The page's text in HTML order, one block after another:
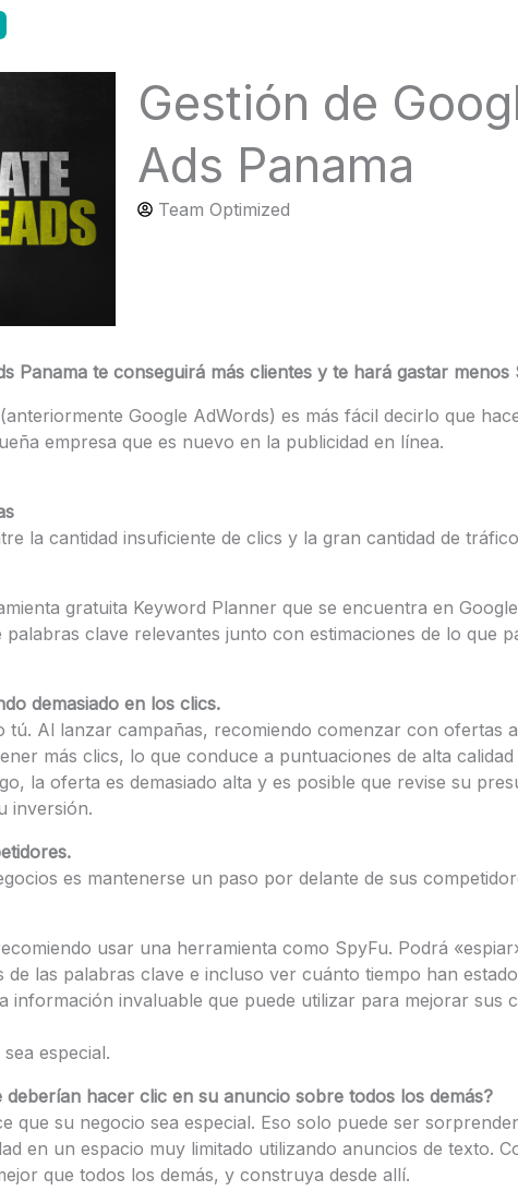
Gestión de
Ads Panama
Team Optimized
Panama te conseguirá más clientes y te hará gastar menos
Google AdWords) es más fácil decirlo que
empresa que es nuevo en la publicidad en línea.
la cantidad insuficiente de clics y la gran cantidad de
gratuita Keyword Planner que se encuentra en
clave relevantes junto con estimaciones de lo que
demasiado en los clics.
Al lanzar campañas, recomiendo comenzar con ofertas
más clics, lo que conduce a puntuaciones de alta calidad
la oferta es demasiado alta y es posible que revise su
inversión.
es mantenerse un paso por delante de sus
usar una herramienta como SpyFu. Podrá
las palabras clave e incluso ver cuánto tiempo han
información invaluable que puede utilizar para mejorar sus
especial.
hacer clic en su anuncio sobre todos los demás?
que su negocio sea especial. Eso solo puede ser
en un espacio muy limitado utilizando anuncios de texto.
que todos los demás, y construya desde allí.